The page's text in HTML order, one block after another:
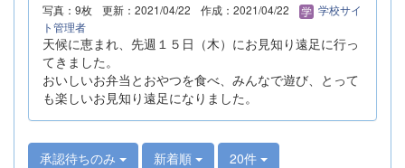
写真：9枚 更新：2021/04/22 作成：2021/04/22
学校サイ
ト管理者
天候に恵まれ、先週１５日（木）にお見知り遠足に行っ
てきました。
おいしいお弁当とおやつを食べ、みんなで遊び、とって
も楽しいお見知り遠足になりました。
承認待ちのみ 新着順 20件